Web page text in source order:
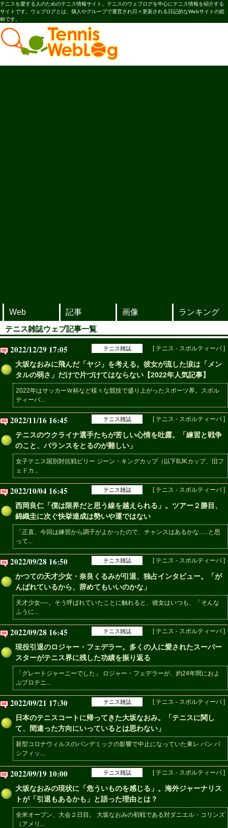
テニスを愛する人のためのテニス情報サイト。テニスのウェブログを中心にテニス情報を紹介する
サイトです。ウェブログとは、個人やグループで運営され日々更新される日記的なWebサイトの総
称です。
Web 記事 画像
ランキング
テニス雑誌ウェブ記事一覧
2022/12/29 17:05 テニス雑誌 [ テニス - スポルティーバ ]
大坂なおみに飛んだ「ヤジ」を考える。彼女が流した涙は「メン
タルの弱さ」だけで片づけてはならない【2022年人気記事】
2022年はサッカーＷ杯など様々な競技で盛り上がったスポーツ界。スポル
ティーバ...
2022/11/16 16:45 テニス雑誌 [ テニス - スポルティーバ ]
テニスのウクライナ選手たちが苦しい心情を吐露。「練習と戦争
のこと、バランスをとるのが難しい」
女子テニス国別対抗戦ビリー ジーン・キングカップ（以下BJKカップ、旧フ
ェドカ...
2022/10/04 16:45 テニス雑誌 [ テニス - スポルティーバ ]
西岡良仁「僕は限界だと思う線を越えられる」。ツアー２勝目、
錦織圭に次ぐ快挙達成は勢いや運ではない
「正直、今回は練習から調子がよかったので、チャンスはあるかな......と思
って...
2022/09/28 16:50 テニス雑誌 [ テニス - スポルティーバ ]
かつての天才少女・奈良くるみが引退、独占インタビュー。「が
んばれているから、辞めてもいいのかな」
天才少女----。そう呼ばれていたことに触れると、彼女はいつも、「そんな
ふうに...
2022/09/28 16:45 テニス雑誌 [ テニス - スポルティーバ ]
現役引退のロジャー・フェデラー。多くの人に愛されたスーパー
スターがテニス界に残した功績を振り返る
「グレートジャーニーでした」 ロジャー・フェデラーが、約24年間におよ
ぶプロテニ...
2022/09/21 17:30 テニス雑誌 [ テニス - スポルティーバ ]
日本のテニスコートに帰ってきた大坂なおみ。「テニスに関し
て、間違った方向にいっているとは思わない」
新型コロナウィルスのパンデミックの影響で中止になっていた東レ パン パ
シフィッ...
2022/09/19 10:00 テニス雑誌 [ テニス - スポルティーバ ]
大坂なおみの現状に「危ういものを感じる」。海外ジャーナリス
トが「引退もあるかも」と語った理由とは？
全米オープン、大会２日目。 大坂なおみの初戦である対ダニエル・コリンズ
（アメリ...